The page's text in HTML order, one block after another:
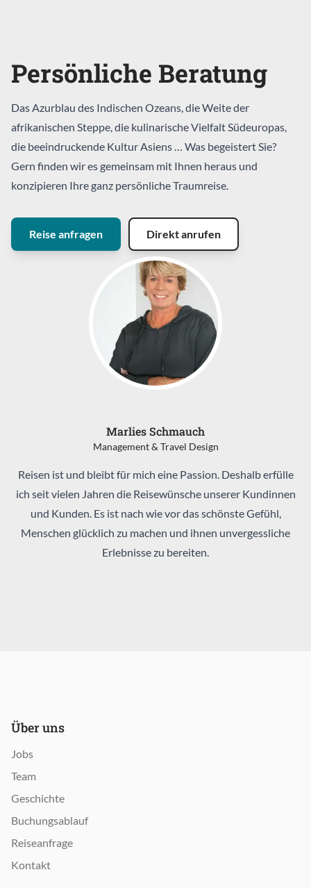
Persönliche Beratung
Das Azurblau des Indischen Ozeans, die Weite der
afrikanischen Steppe, die kulinarische Vielfalt Südeuropas,
die beeindruckende Kultur Asiens … Was begeistert Sie?
Gern finden wir es gemeinsam mit Ihnen heraus und
konzipieren Ihre ganz persönliche Traumreise.
Reise anfragen Direkt anrufen
Marlies Schmauch
Management & Travel Design
Reisen ist und bleibt für mich eine Passion. Deshalb erfülle
ich seit vielen Jahren die Reisewünsche unserer Kundinnen
und Kunden. Es ist nach wie vor das schönste Gefühl,
Menschen glücklich zu machen und ihnen unvergessliche
Erlebnisse zu bereiten.
Über uns
Jobs
Team
Geschichte
Buchungsablauf
Reiseanfrage
Kontakt